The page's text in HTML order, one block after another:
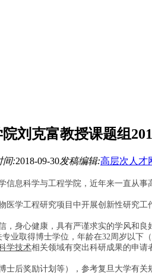
刘克富教授课题组
间:2018-09-30发稿编辑:高层次人才
信息科学与工程学院，近年来一直从
医学工程研究项目中开展创新性研究
身心健康，具有严谨求实的学风和良
业取得博士学位，年龄在32 周岁以下
学技术相关领域有突出科研成果的申请
士后奖励计划等），参考复旦大学有关